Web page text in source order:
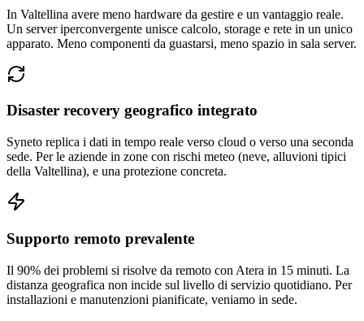
In Valtellina avere meno hardware da gestire e un vantaggio reale.
Un server iperconvergente unisce calcolo, storage e rete in un unico
apparato. Meno componenti da guastarsi, meno spazio in sala server.
Disaster recovery geografico integrato
Syneto replica i dati in tempo reale verso cloud o verso una seconda
sede. Per le aziende in zone con rischi meteo (neve, alluvioni tipici
della Valtellina), e una protezione concreta.
Supporto remoto prevalente
Il 90% dei problemi si risolve da remoto con Atera in 15 minuti. La
distanza geografica non incide sul livello di servizio quotidiano. Per
installazioni e manutenzioni pianificate, veniamo in sede.